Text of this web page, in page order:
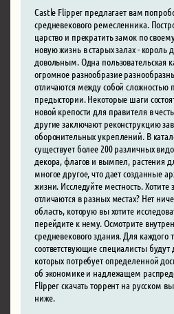
Castle Flipper предлагает вам
средневекового ремесленника.
царство и прекратить замок по
новую жизнь в старых залах - король
довольным. Одна пользовательская
огромное разнообразие
отличаются между собой сложностью
предыстории. Некоторые шаги
новой крепости для правителя в
другие заключают реконструкцию
оборонительных укреплений. В
существует более 200 различных
декора, флагов и вымпел, растения
многое другое, что дает созданные
жизни. Исследуйте местность.
отличаются в разных местах? Нет
область, которую вы хотите
перейдите к нему. Осмотрите
средневекового здания. Для каждого
соответствующие специалисты
которых потребует определенной
об экономике и надлежащем
Flipper скачать торрент на русском
ниже.